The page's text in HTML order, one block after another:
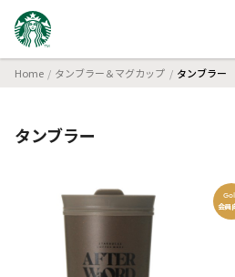
Home タンブラー＆マグカップ タンブラー
タンブラー
会員